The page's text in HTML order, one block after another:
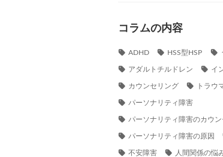
コラムの内容
ADHD HSS型HSP
アダルトチルドレン イ
カウンセリング トラウ
パーソナリティ障害
パーソナリティ障害のカウ
パーソナリティ障害の原因
不安障害 人間関係の悩